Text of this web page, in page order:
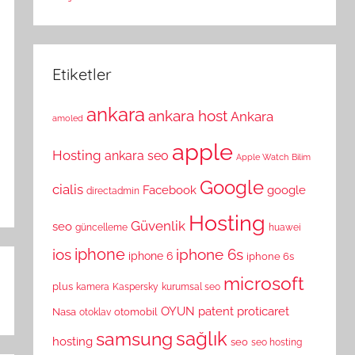
Etiketler
amoled ankara ankara host Ankara
Hosting ankara seo apple Apple Watch Bilim
cialis directadmin Facebook Google google
seo güncelleme Güvenlik Hosting huawei
ios iphone iphone 6 iphone 6s iphone 6s
plus kamera Kaspersky kurumsal seo microsoft
Nasa otoklav otomobil OYUN patent proticaret
hosting samsung sağlık seo seo hosting